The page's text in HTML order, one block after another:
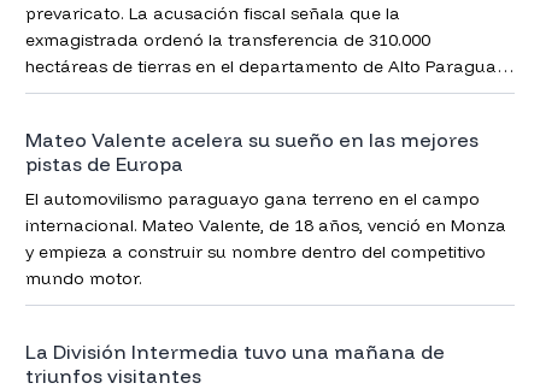
prevaricato. La acusación fiscal señala que la
exmagistrada ordenó la transferencia de 310.000
hectáreas de tierras en el departamento de Alto Paraguay
(Chaco) a empresas extranjeras, en directa violación de la
Mateo Valente acelera su sueño en las mejores
pistas de Europa
El automovilismo paraguayo gana terreno en el campo
internacional. Mateo Valente, de 18 años, venció en Monza
y empieza a construir su nombre dentro del competitivo
mundo motor.
La División Intermedia tuvo una mañana de
triunfos visitantes